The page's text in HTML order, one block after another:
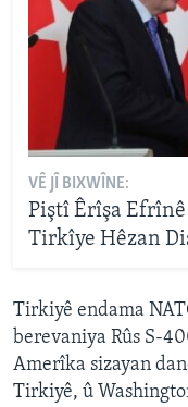
VÊ JÎ BIXWÎNE:
Piştî Êrîşa Efrînê
Tirkîye Hêzan
Tirkiyê endama
berevaniya Rûs S-
Amerîka sizayan
Tirkiyê, û